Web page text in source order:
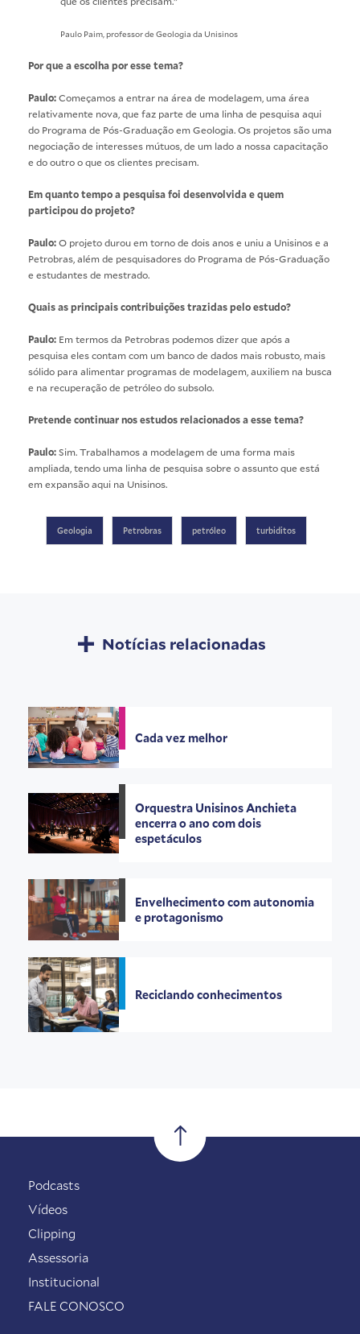
Paulo Paim, professor de Geologia da Unisinos
Por que a escolha por esse tema?
Paulo:Começamos a entrar na área de modelagem, uma área
relativamente nova, que faz parte de uma linha de pesquisa aqui
do Programa de Pós-Graduação em Geologia. Os projetos são uma
negociação de interesses mútuos, de um lado a nossa capacitação
e do outro o que os clientes precisam.
Em quanto tempo a pesquisa foi desenvolvida e quem
participou do projeto?
Paulo:O projeto durou em torno de dois anos e uniu a Unisinos e a
Petrobras, além de pesquisadores do Programa de Pós-Graduação
e estudantes de mestrado.
Quais as principais contribuições trazidas pelo estudo?
Paulo: Em termos da Petrobras podemos dizer que após a
pesquisa eles contam com um banco de dados mais robusto, mais
sólido para alimentar programas de modelagem, auxiliem na busca
e na recuperação de petróleo do subsolo.
Pretende continuar nos estudos relacionados a esse tema?
Paulo:Sim. Trabalhamos a modelagem de uma forma mais
ampliada, tendo uma linha de pesquisa sobre o assunto que está
em expansão aqui na Unisinos.
Geologia Petrobras petróleo turbiditos
Notícias relacionadas
Cada vez melhor
Orquestra Unisinos Anchieta
encerra o ano com dois
espetáculos
Envelhecimento com autonomia
e protagonismo
Reciclando conhecimentos
Podcasts
Vídeos
Clipping
Assessoria
Institucional
FALE CONOSCO